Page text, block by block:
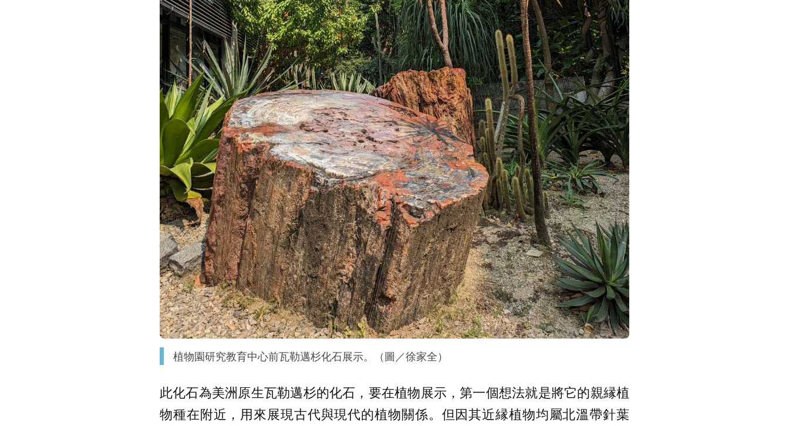
植物園研究教育中心前瓦勒邁杉化石展示。（圖／徐家全）
此化石為美洲原生瓦勒邁杉的化石，要在植物展示，第一個想法就是將它的親縁植
物種在附近，用來展現古代與現代的植物關係。但因其近縁植物均屬北溫帶針葉